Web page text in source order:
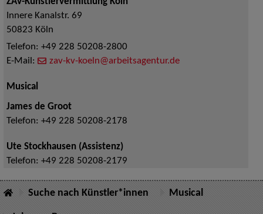
ZAV-Künstlervermittlung Köln
Innere Kanalstr. 69
50823 Köln
Telefon: +49 228 50208-2800
E-Mail:
zav-kv-koeln@arbeitsagentur.de
Musical
James de Groot
Telefon: +49 228 50208-2178
Ute Stockhausen (Assistenz)
Telefon: +49 228 50208-2179
Suche nach Künstler*innen Musical